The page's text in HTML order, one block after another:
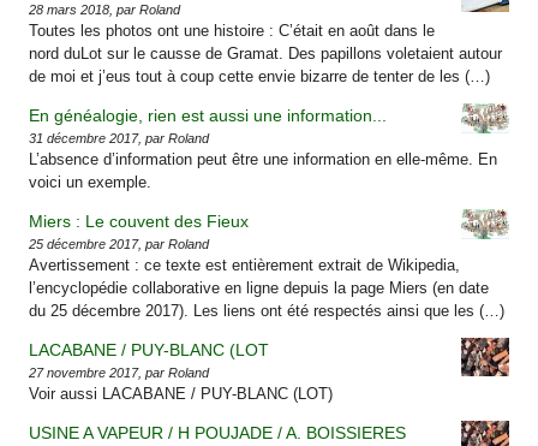
28 mars 2018, par Roland
Toutes les photos ont une histoire : C’était en août dans le
nord duLot sur le causse de Gramat. Des papillons voletaient autour
de moi et j’eus tout à coup cette envie bizarre de tenter de les (…)
En généalogie, rien est aussi une information...
31 décembre 2017, par Roland
L’absence d’information peut être une information en elle-même. En
voici un exemple.
Miers : Le couvent des Fieux
25 décembre 2017, par Roland
Avertissement : ce texte est entièrement extrait de Wikipedia,
l’encyclopédie collaborative en ligne depuis la page Miers (en date
du 25 décembre 2017). Les liens ont été respectés ainsi que les (…)
LACABANE / PUY-BLANC (LOT
27 novembre 2017, par Roland
Voir aussi LACABANE / PUY-BLANC (LOT)
USINE A VAPEUR / H POUJADE / A. BOISSIERES